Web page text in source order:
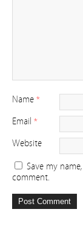
Name *
Email *
Website
Save my
comment.